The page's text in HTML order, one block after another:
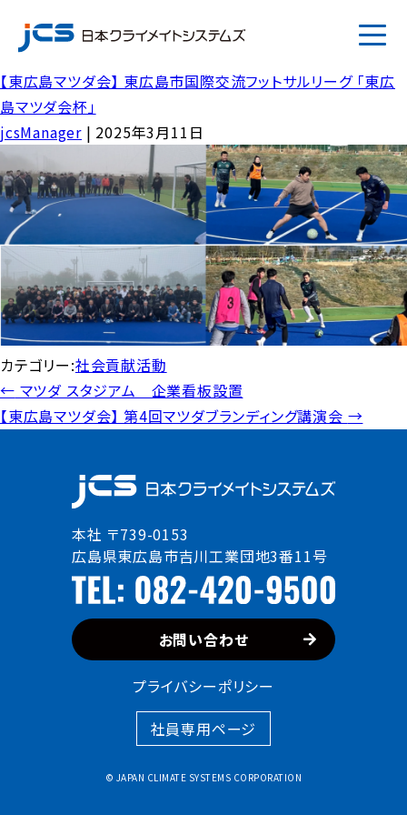
会社案内
事業案内
採用案内
プライバシーポリシー
お知らせ
社員専用ページ
お問い合わせ
【東広島マツダ会】 東広島市国際交流フットサルリーグ 「東広
島マツダ会杯」
jcsManager | 2025年3月11日
カテゴリー:社会貢献活動
投
稿
← マツダ スタジアム 企業看板設置
【東広島マツダ会】 第4回マツダブランディング講演会 →
本社 〒739-0153
広島県東広島市吉川工業団地3番11号
お問い合わせ
プライバシーポリシー
社員専用ページ
© JAPAN CLIMATE SYSTEMS CORPORATION